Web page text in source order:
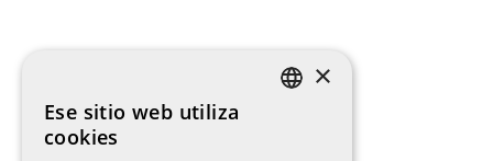
×
Ese sitio web utiliza
cookies